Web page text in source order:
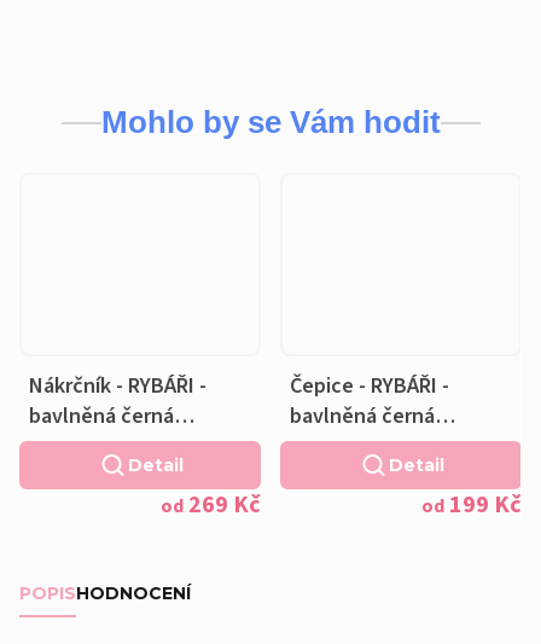
Mohlo by se Vám hodit
Nákrčník - RYBÁŘI -
bavlněná černá
podšívka
od 269 Kč
Detail
Čepice - RYBÁŘI -
bavlněná černá
podšívka
od 199 Kč
Detail
POPISHODNOCENÍ